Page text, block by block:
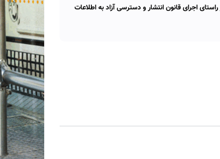
اجرای قانون انتشار و دسترسی آزاد به اطلاعات